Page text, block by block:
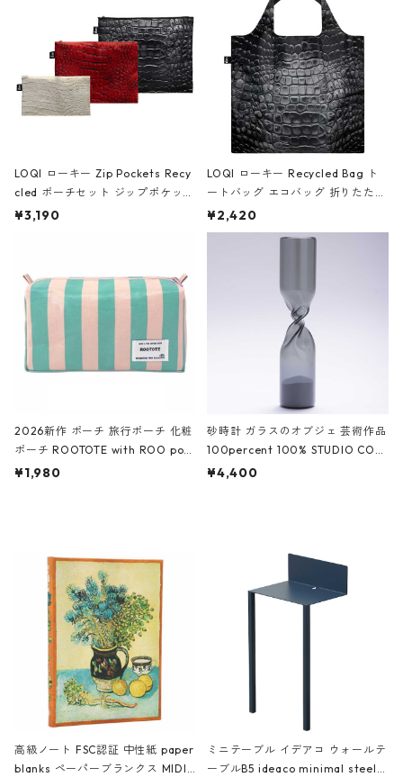
ア/クラウン ブラック
LOQI ローキー Zip Pockets Recy
cled ポーチセット ジップポケット
ファスナーポーチ 撥水加工 トラベ
ーガンディー、オフホワイト
¥3,190
LOQI ローキー Recycled Bag ト
ートバッグ エコバッグ 折りたたみ
大きめ 撥水加工 収納ポーチ CRO
CODILE/Black クロコダイル/ブラ
¥2,420
2026新作 ポーチ 旅行ポーチ 化粧
ポーチ ROOTOTE with ROO pou
ch 3532 ルートート WR.ポーチ.ラ
¥1,980
砂時計 ガラスのオブジェ 芸術作品
100percent 100% STUDIO COH
AKU Timeless 100パーセント ス
¥4,400
高級ノート FSC認証 中性紙 paper
blanks ペーパーブランクス MIDI
ミニテーブル イデアコ ウォールテ
ーブルB5 ideaco minimal steel f